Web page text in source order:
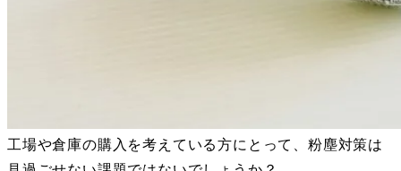
工場や倉庫の購入を考えている方にとって、粉塵対策は